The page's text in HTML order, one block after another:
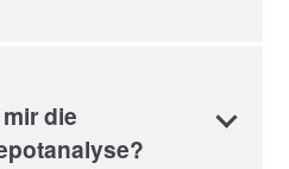
die